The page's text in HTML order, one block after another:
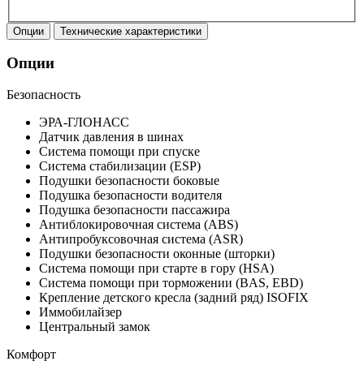
Опции Технические характеристики
Опции
Безопасность
ЭРА-ГЛОНАСС
Датчик давления в шинах
Система помощи при спуске
Система стабилизации (ESP)
Подушки безопасности боковые
Подушка безопасности водителя
Подушка безопасности пассажира
Антиблокировочная система (ABS)
Антипробуксовочная система (ASR)
Подушки безопасности оконные (шторки)
Система помощи при старте в гору (HSA)
Система помощи при торможении (BAS, EBD)
Крепление детского кресла (задний ряд) ISOFIX
Иммобилайзер
Центральный замок
Комфорт